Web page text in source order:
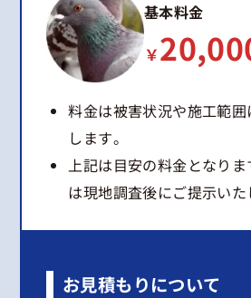
基本料金
￥
料金は被害状況や施工範
します。
上記は目安の料金となり
は現地調査後にご提示いた
お見積もりについて